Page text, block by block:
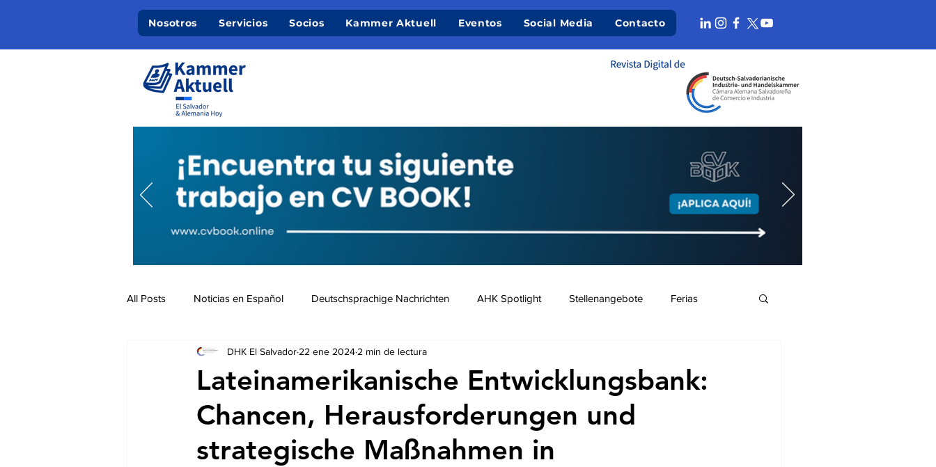
Nosotros Servicios Socios Kammer Aktuell Eventos Social Media Contacto
All Posts Noticias en Español Deutschsprachige Nachrichten AHK Spotlight Stellenangebote Ferias
Auschreibungen Ausschreibungen De nuestros Socios
Lateinamerikanische Entwicklungsbank:
Chancen, Herausforderungen und
strategische Maßnahmen in
DHK El Salvador 22 ene 2024 2 min de lectura